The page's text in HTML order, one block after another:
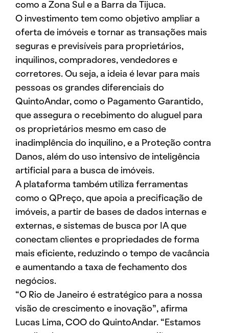
como a Zona Sul e a Barra da Tijuca.
O investimento tem como objetivo ampliar a
oferta de imóveis e tornar as transações mais
seguras e previsíveis para proprietários,
inquilinos, compradores, vendedores e
corretores. Ou seja, a ideia é levar para mais
pessoas os grandes diferenciais do
QuintoAndar, como o Pagamento Garantido,
que assegura o recebimento do aluguel para
os proprietários mesmo em caso de
inadimplência do inquilino, e a Proteção contra
Danos, além do uso intensivo de inteligência
artificial para a busca de imóveis.
A plataforma também utiliza ferramentas
como o QPreço, que apoia a precificação de
imóveis, a partir de bases de dados internas e
externas, e sistemas de busca por IA que
conectam clientes e propriedades de forma
mais eficiente, reduzindo o tempo de vacância
e aumentando a taxa de fechamento dos
negócios.
“O Rio de Janeiro é estratégico para a nossa
visão de crescimento e inovação”, afirma
Lucas Lima, COO do QuintoAndar. “Estamos